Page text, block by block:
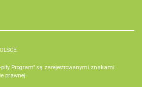
pity Program" są zarejestrowanymi znakami
prawnej.